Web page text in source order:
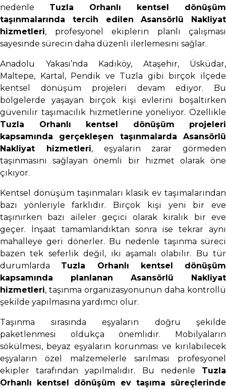
nedenle Tuzla Orhanlı kentsel dönüşüm
taşınmalarında tercih edilen Asansörlü Nakliyat
hizmetleri, profesyonel ekiplerin planlı çalışması
sayesinde sürecin daha düzenli ilerlemesini sağlar.
Anadolu Yakası’nda Kadıköy, Ataşehir, Üsküdar,
Maltepe, Kartal, Pendik ve Tuzla gibi birçok ilçede
kentsel dönüşüm projeleri devam ediyor. Bu
bölgelerde yaşayan birçok kişi evlerini boşaltırken
güvenilir taşımacılık hizmetlerine yöneliyor. Özellikle
Tuzla Orhanlı kentsel dönüşüm projeleri
kapsamında gerçekleşen taşınmalarda Asansörlü
Nakliyat hizmetleri, eşyaların zarar görmeden
taşınmasını sağlayan önemli bir hizmet olarak öne
çıkıyor.
Kentsel dönüşüm taşınmaları klasik ev taşımalarından
bazı yönleriyle farklıdır. Birçok kişi yeni bir eve
taşınırken bazı aileler geçici olarak kiralık bir eve
geçer. İnşaat tamamlandıktan sonra ise tekrar aynı
mahalleye geri dönerler. Bu nedenle taşınma süreci
bazen tek seferlik değil, iki aşamalı olabilir. Bu tür
durumlarda Tuzla Orhanlı kentsel dönüşüm
kapsamında planlanan Asansörlü Nakliyat
hizmetleri, taşınma organizasyonunun daha kontrollü
şekilde yapılmasına yardımcı olur.
Taşınma sırasında eşyaların doğru şekilde
paketlenmesi oldukça önemlidir. Mobilyaların
sökülmesi, beyaz eşyaların korunması ve kırılabilecek
eşyaların özel malzemelerle sarılması profesyonel
ekipler tarafından yapılmalıdır. Bu nedenle Tuzla
Orhanlı kentsel dönüşüm ev taşıma süreçlerinde